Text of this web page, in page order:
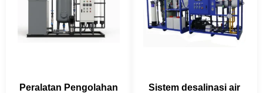
Peralatan Pengolahan
Sistem desalinasi air